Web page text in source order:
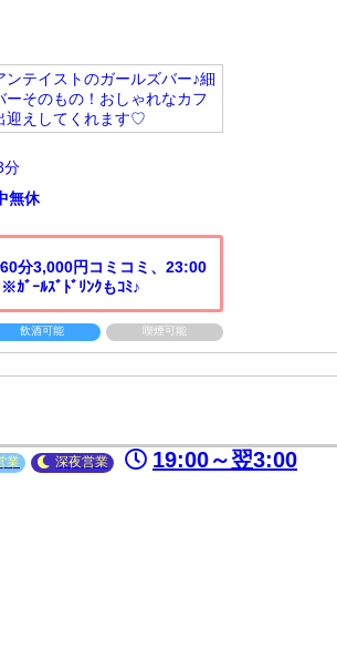
テイストのガールズバー♪細
そのもの！おしゃれなカフ
迎えしてくれます♡
分
無休
分3,000円コミコミ、2​3​:​0​0​
ﾞ​ｰ​ﾙ​ｽ​ﾞ​ﾄ​ﾞ​ﾘ​ﾝ​ｸ​も​ｺ​ﾐ​♪
飲酒可能 喫煙可能
業 深夜営業 19:00～翌3:00